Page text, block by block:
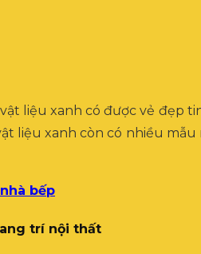
liệu xanh có được vẻ đẹp
liệu xanh còn có nhiều
bếp
trí nội thất